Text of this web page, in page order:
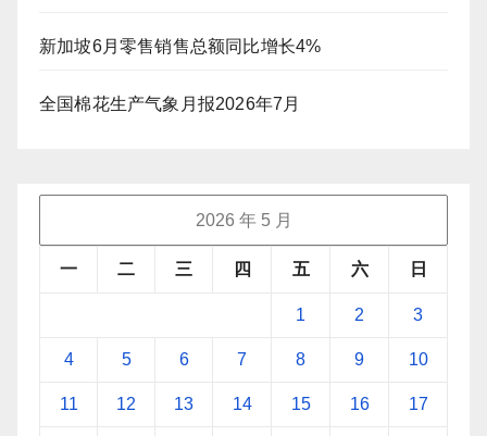
新加坡6月零售销售总额同比增长4%
全国棉花生产气象月报2026年7月
2026 年 5 月
一 二 三 四 五 六 日
1 2 3
4 5 6 7 8 9 10
11 12 13 14 15 16 17